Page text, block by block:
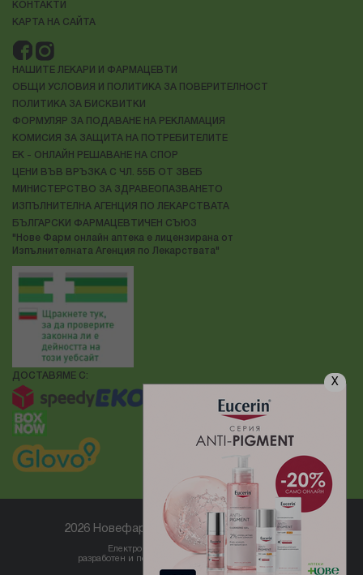
X
КОНТАКТИ
КАРТА НА САЙТА
НАШИТЕ ЛЕКАРИ И ФАРМАЦЕВТИ
ОБЩИ УСЛОВИЯ И ПОЛИТИКА ЗА ПОВЕРИТЕЛНОСТ
ПОЛИТИКА ЗА БИСКВИТКИ
ФОРМУЛЯР ЗА ПОДАВАНЕ НА РЕКЛАМАЦИЯ
КОМИСИЯ ЗА ЗАЩИТА НА ПОТРЕБИТЕЛИТЕ
ЕК - ОНЛАЙН РЕШАВАНЕ НА СПОР
ЦЕНИ ВЪВ ВРЪЗКА С ЧЛ. 55Б ОТ ЗВЕБ
МИНИСТЕРСТВО ЗА ЗДРАВЕОПАЗВАНЕТО
ИЗПЪЛНИТЕЛНА АГЕНЦИЯ ПО ЛЕКАРСТВАТА
БЪЛГАРСКИ ФАРМАЦЕВТИЧЕН СЪЮЗ
"Нове Фарм онлайн аптека е лицензирана от
Изпълнителната Агенция по Лекарствата"
ДОСТАВЯМЕ С:
2026 Новефарм ® Всички права запазени
Електронен магазин
разработен и поддържан от